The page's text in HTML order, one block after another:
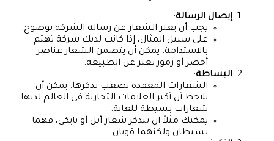
إيصال الرسالة:
يجب أن يعبر الشعار عن رسالة الشركة بوضوح.
على سبيل المثال، إذا كانت لديك شركة تهتم
بالاستدامة، يمكن أن يتضمن الشعار عناصر
أخضر أو رموز تعبر عن الطبيعة.
البساطة:
الشعارات المعقدة يصعب تذكرها. يمكن أن
نلاحظ أن أكبر العلامات التجارية في العالم لديها
شعارات بسيطة للغاية.
يمكنك مثلاً ان تتذكر شعار أبل أو نايكي، فهما
بسيطان ولكنهما قويان.